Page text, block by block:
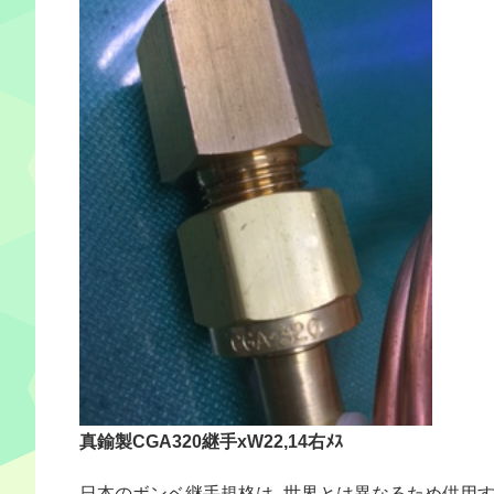
真鍮製CGA320継手xW22,14右ﾒｽ